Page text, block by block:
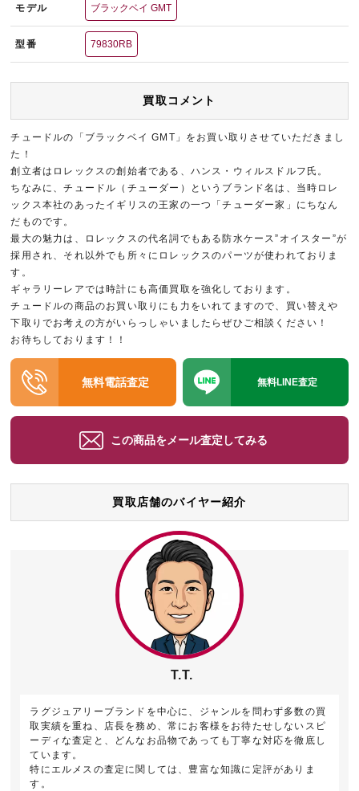
モデル ブラックベイ GMT
型番 79830RB
買取コメント
チュードルの「ブラックベイ GMT」をお買い取りさせていただきまし
た！
創立者はロレックスの創始者である、ハンス・ウィルスドルフ氏。
ちなみに、チュードル（チューダー）というブランド名は、当時ロレ
ックス本社のあったイギリスの王家の一つ「チューダー家」にちなん
だものです。
最大の魅力は、ロレックスの代名詞でもある防水ケース”オイスター”が
採用され、それ以外でも所々にロレックスのパーツが使われておりま
す。
ギャラリーレアでは時計にも高価買取を強化しております。
チュードルの商品のお買い取りにも力をいれてますので、買い替えや
下取りでお考えの方がいらっしゃいましたらぜひご相談ください！
お待ちしております！！
無料電話査定 無料LINE査定
この商品をメール査定してみる
買取店舗のバイヤー紹介
T.T.
ラグジュアリーブランドを中心に、ジャンルを問わず多数の買
取実績を重ね、店長を務め、常にお客様をお待たせしないスピ
ーディな査定と、どんなお品物であっても丁寧な対応を徹底し
ています。
特にエルメスの査定に関しては、豊富な知識に定評がありま
す。